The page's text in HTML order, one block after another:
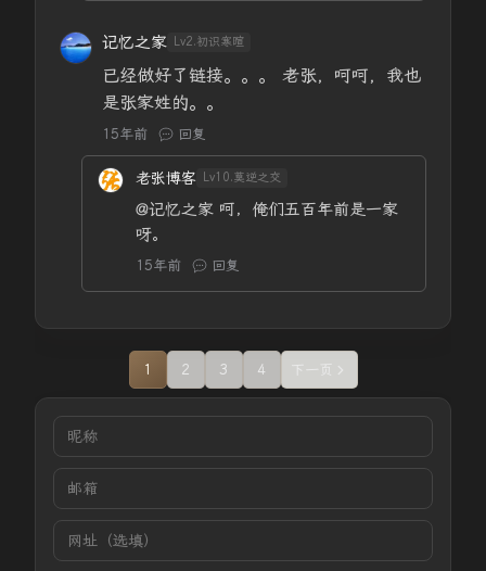
记忆之家 Lv2.初识寒暄
已经做好了链接。。。 老张，呵呵，我也
是张家姓的。。
15年前 回复
老张博客 Lv10.莫逆之交
@记忆之家 呵，俺们五百年前是一家
呀。
15年前 回复
1 2 3 4 下一页